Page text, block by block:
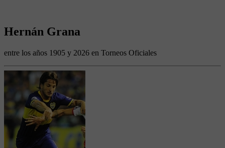
Hernán Grana
entre los años 1905 y 2026 en Torneos Oficiales